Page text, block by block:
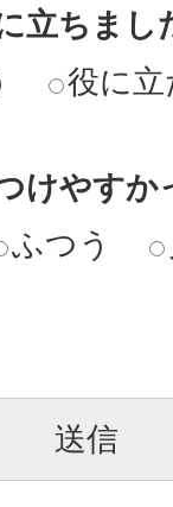
立ちまし
役に
けやすか
ふつう